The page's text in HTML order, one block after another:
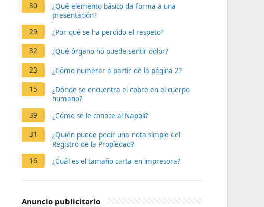
30
¿Qué elemento básico da forma a una
presentación?
29
¿Por qué se ha perdido el respeto?
32 ¿Qué órgano no puede sentir dolor?
23 ¿Cómo numerar a partir de la página 2?
15
¿Dónde se encuentra el cobre en el cuerpo
humano?
39
¿Cómo se le conoce al Napoli?
31
¿Quién puede pedir una nota simple del
Registro de la Propiedad?
16
¿Cuál es el tamaño carta en impresora?
Anuncio publicitario